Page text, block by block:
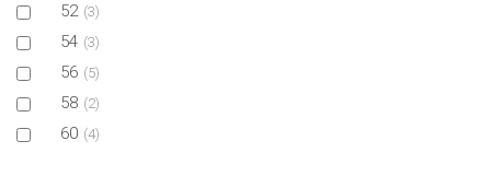
52 (3)
54 (3)
56 (5)
58 (2)
60 (4)